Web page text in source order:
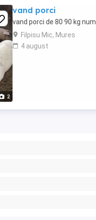
2
vand porci
vand porci de 80 90 kg
Filpisu Mic, Mures
4 august